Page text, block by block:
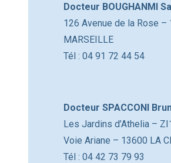
Docteur BOUGHANMI
126 Avenue de la Rose –
MARSEILLE
Tél : 04 91 72 44 54
Docteur SPACCONI
Les Jardins d’Athelia –
Voie Ariane – 13600 LA
Tél : 04 42 73 79 93